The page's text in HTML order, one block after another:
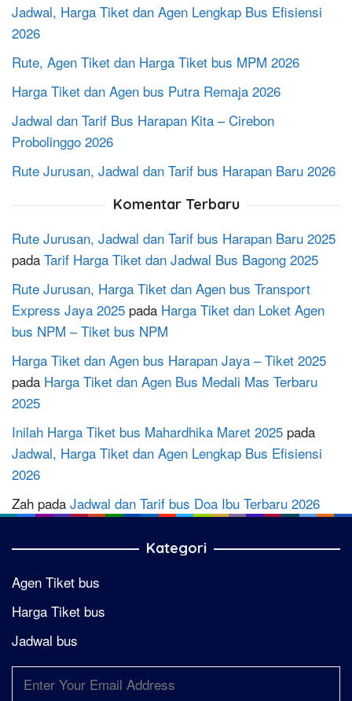
Jadwal, Harga Tiket dan Agen Lengkap Bus Efisiensi
2026
Rute, Agen Tiket dan Harga Tiket bus MPM 2026
Harga Tiket dan Agen bus Putra Remaja 2026
Jadwal dan Tarif Bus Harapan Kita – Cirebon
Probolinggo 2026
Rute Jurusan, Jadwal dan Tarif bus Harapan Baru 2026
Komentar Terbaru
Rute Jurusan, Jadwal dan Tarif bus Harapan Baru 2025
pada Tarif Harga Tiket dan Jadwal Bus Bagong 2025
Rute Jurusan, Harga Tiket dan Agen bus Transport
Express Jaya 2025 pada Harga Tiket dan Loket Agen
bus NPM – Tiket bus NPM
Harga Tiket dan Agen bus Harapan Jaya – Tiket 2025
pada Harga Tiket dan Agen Bus Medali Mas Terbaru
2025
Inilah Harga Tiket bus Mahardhika Maret 2025 pada
Jadwal, Harga Tiket dan Agen Lengkap Bus Efisiensi
2026
Zah pada Jadwal dan Tarif bus Doa Ibu Terbaru 2026
Kategori
Agen Tiket bus
Harga Tiket bus
Jadwal bus